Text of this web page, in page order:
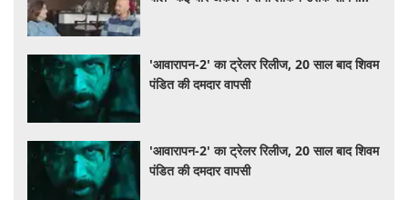
'आवारापन-2' का ट्रेलर रिलीज, 20 साल बाद शिवम
पंडित की दमदार वापसी
'आवारापन-2' का ट्रेलर रिलीज, 20 साल बाद शिवम
पंडित की दमदार वापसी